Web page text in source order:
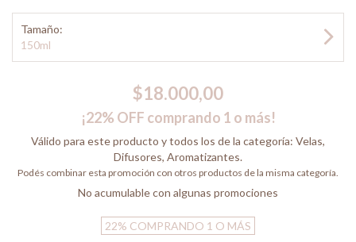
Tamaño:
150ml
$18.000,00
¡22% OFF comprando 1 o más!
Válido para este producto y todos los de la categoría: Velas,
Difusores, Aromatizantes.
Podés combinar esta promoción con otros productos de la misma categoría.
No acumulable con algunas promociones
22% COMPRANDO 1 O MÁS